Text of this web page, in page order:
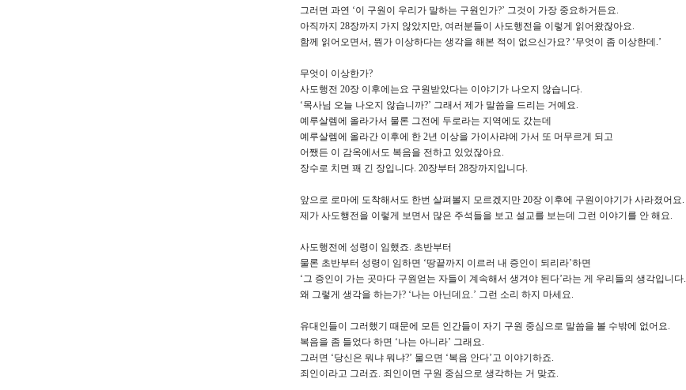
그러면 과연 ‘이 구원이 우리가 말하는 구원인가?’ 그것이 가장 중요하거든요.
아직까지 28장까지 가지 않았지만, 여러분들이 사도행전을 이렇게 읽어왔잖아요.
함께 읽어오면서, 뭔가 이상하다는 생각을 해본 적이 없으신가요? ‘무엇이 좀 이상한데.’
무엇이 이상한가?
사도행전 20장 이후에는요 구원받았다는 이야기가 나오지 않습니다.
‘목사님 오늘 나오지 않습니까?’ 그래서 제가 말씀을 드리는 거예요.
예루살렘에 올라가서 물론 그전에 두로라는 지역에도 갔는데
예루살렘에 올라간 이후에 한 2년 이상을 가이사랴에 가서 또 머무르게 되고
어쨌든 이 감옥에서도 복음을 전하고 있었잖아요.
장수로 치면 꽤 긴 장입니다. 20장부터 28장까지입니다.
앞으로 로마에 도착해서도 한번 살펴볼지 모르겠지만 20장 이후에 구원이야기가 사라졌어요.
제가 사도행전을 이렇게 보면서 많은 주석들을 보고 설교를 보는데 그런 이야기를 안 해요.
사도행전에 성령이 임했죠. 초반부터
물론 초반부터 성령이 임하면 ‘땅끝까지 이르러 내 증인이 되리라’하면
‘그 증인이 가는 곳마다 구원얻는 자들이 계속해서 생겨야 된다’라는 게 우리들의 생각입니다.
왜 그렇게 생각을 하는가? ‘나는 아닌데요.’ 그런 소리 하지 마세요.
유대인들이 그러했기 때문에 모든 인간들이 자기 구원 중심으로 말씀을 볼 수밖에 없어요.
복음을 좀 들었다 하면 ‘나는 아니라’ 그래요.
그러면 ‘당신은 뭐냐 뭐냐?’ 물으면 ‘복음 안다’고 이야기하죠.
죄인이라고 그러죠. 죄인이면 구원 중심으로 생각하는 거 맞죠.